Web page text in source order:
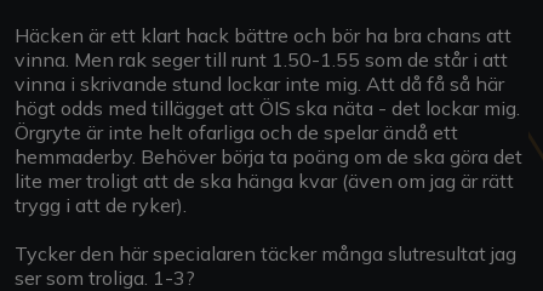
Häcken är ett klart hack bättre och bör ha bra chans att
vinna. Men rak seger till runt 1.50-1.55 som de står i att
vinna i skrivande stund lockar inte mig. Att då få så här
högt odds med tillägget att ÖIS ska näta - det lockar mig.
Örgryte är inte helt ofarliga och de spelar ändå ett
hemmaderby. Behöver börja ta poäng om de ska göra det
lite mer troligt att de ska hänga kvar (även om jag är rätt
trygg i att de ryker).
Tycker den här specialaren täcker många slutresultat jag
ser som troliga. 1-3?